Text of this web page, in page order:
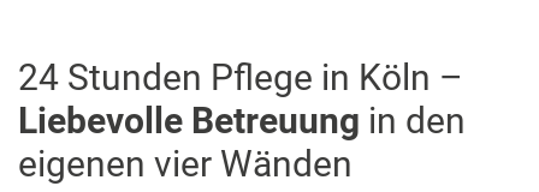
24 Stunden Pflege in Köln –
Liebevolle Betreuung in den
eigenen vier Wänden